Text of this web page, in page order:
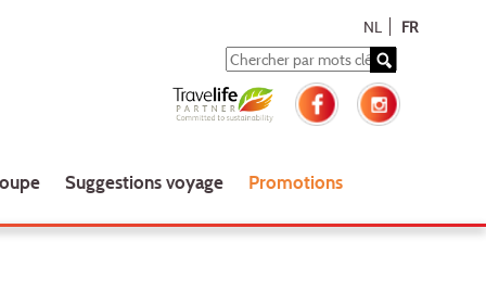
NL FR
Suggestions voyage Promotions